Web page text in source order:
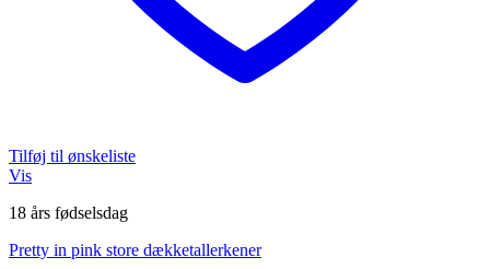
Tilføj til ønskeliste
Vis
18 års fødselsdag
Pretty in pink store dækketallerkener